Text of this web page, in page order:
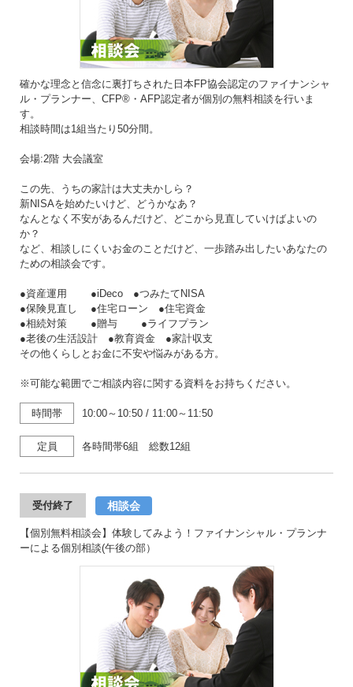
確かな理念と信念に裏打ちされた日本FP協会認定のファイナンシャ
ル・プランナー、CFP®・AFP認定者が個別の無料相談を行いま
す。
相談時間は1組当たり50分間。
会場:2階 大会議室
この先、うちの家計は大丈夫かしら？
新NISAを始めたいけど、どうかなあ？
なんとなく不安があるんだけど、どこから見直していけばよいの
か？
など、相談しにくいお金のことだけど、一歩踏み出したいあなたの
ための相談会です。
●資産運用 ●iDeco ●つみたてNISA
●保険見直し ●住宅ローン ●住宅資金
●相続対策 ●贈与 ●ライフプラン
●老後の生活設計 ●教育資金 ●家計収支
その他くらしとお金に不安や悩みがある方。
※可能な範囲でご相談内容に関する資料をお持ちください。
時間帯 10:00～10:50 / 11:00～11:50
定員 各時間帯6組 総数12組
受付終了 相談会
【個別無料相談会】体験してみよう！ファイナンシャル・プランナ
ーによる個別相談(午後の部）